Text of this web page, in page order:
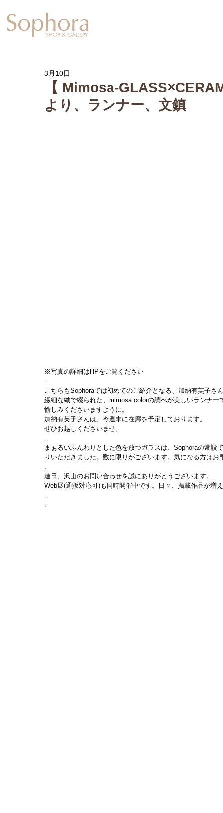
【 Mimosa-
より、ランナー、文鎮
3月10日
※写真の詳細はHPをご覧ください
.
こちらもSophoraでは初めてのご紹介となる、加納有芙子さ
繊細な織で綴られた、mimosa colorの調べが美しいランナ
愉しみくださいますように。
加納有芙子さんは、今週末に在廊を予定しております。
ぜひお越しくださいませ。
.
まぁるいふんわりとした色を放つガラスは、Sophoraの常
りいただきました。数に限りがございます。気になる方はお
.
連日、沢山のお問い合わせを誠にありがとうございます。
Web展(通販対応可)も同時開催中です。日々、掲載作品が増
.
.